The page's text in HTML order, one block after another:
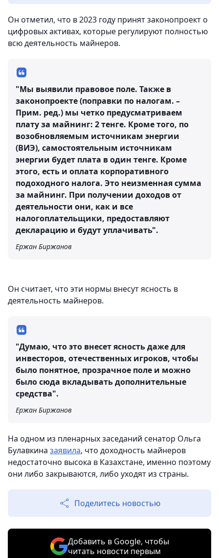
Он отметил, что в 2023 году принят законопроект о
цифровых активах, которые регулируют полностью
всю деятельность майнеров.
"Мы выявили правовое поле. Также в
законопроекте (поправки по налогам. –
Прим. ред.) мы четко предусматриваем
плату за майнинг: 2 тенге. Кроме того, по
возобновляемым источникам энергии
(ВИЭ), самостоятельным источникам
энергии будет плата в один тенге. Кроме
этого, есть и оплата корпоративного
подоходного налога. Это неизменная сумма
за майнинг. При получении доходов от
деятельности они, как и все
налогоплательщики, предоставляют
декларацию и будут уплачивать".
Ержан Биржанов
Он считает, что эти нормы внесут ясность в
деятельность майнеров.
"Думаю, что это внесет ясность даже для
инвесторов, отечественных игроков, чтобы
было понятное, прозрачное поле и можно
было сюда вкладывать дополнительные
средства".
Ержан Биржанов
На одном из пленарных заседаний сенатор Ольга
Булавкина заявила, что доходность майнеров
недостаточно высока в Казахстане, именно поэтому
они либо закрываются, либо уходят из страны.
Поделитесь новостью
Добавить в Google, чтобы
читать новости первым